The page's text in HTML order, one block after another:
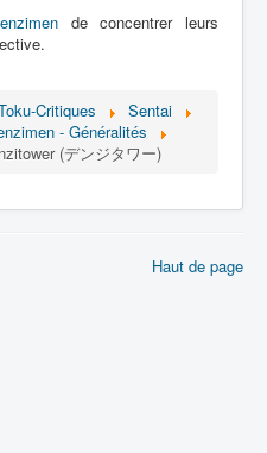
de concentrer leurs
Critiques
Sentai
- Généralités
(デンジタワー)
Haut de page